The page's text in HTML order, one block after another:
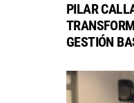
PILAR
GESTIÓN